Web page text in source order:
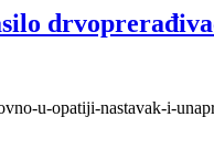
u-opatiji-nastavak-i-